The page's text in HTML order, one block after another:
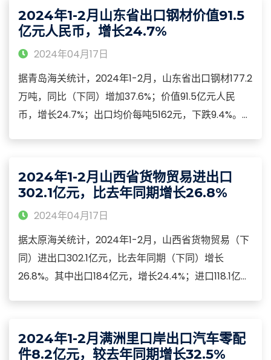
14.7元，下跌13.3%。
2024年1-2月山东省出口钢材价值91.5
亿元人民币，增长24.7%
2024年04月17日
据青岛海关统计，2024年1-2月，山东省出口钢材177.2
万吨，同比（下同）增加37.6%；价值91.5亿元人民
币，增长24.7%；出口均价每吨5162元，下跌9.4%。
阿联酋和沙特阿拉伯分别出口20.1万吨、13.9万吨和12.8
万吨。
2024年1-2月山西省货物贸易进出口
302.1亿元，比去年同期增长26.8%
2024年04月17日
据太原海关统计，2024年1-2月，山西省货物贸易（下
同）进出口302.1亿元，比去年同期（下同）增长
26.8%。其中出口184亿元，增长24.4%；进口118.1亿
长45.8%、34.5%、26.3%、5%和23.9%。其中，对美
国、欧盟、日本主要出口手机。
2024年1-2月满洲里口岸出口汽车零配
件8.2亿元，较去年同期增长32.5%